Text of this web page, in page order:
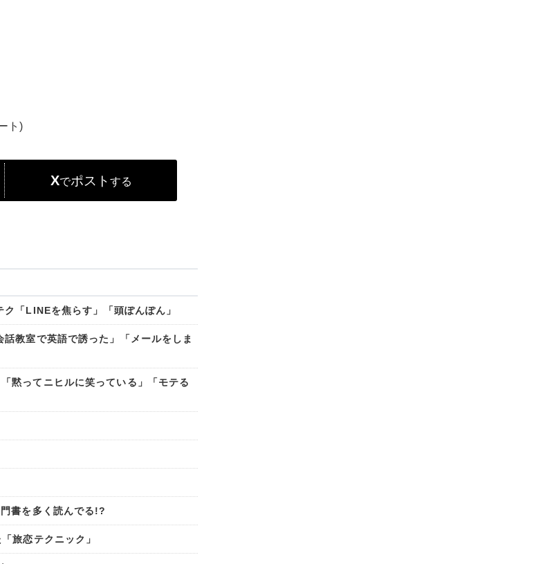
ト)
Xでポスト する
「LINEを焦らす」「頭ぽんぽん」
教室で英語で誘った」「メールをしま
黙ってニヒルに笑っている」「モテる
書を多く読んでる!?
旅恋テクニック」